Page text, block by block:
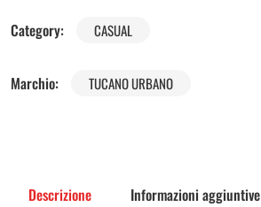
Category:
CASUAL
Marchio: TUCANO URBANO
Descrizione Informazioni aggiuntive